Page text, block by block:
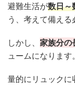
避難生活が数日～
う、考えて備える
しかし、 家族分の
ュームになります。
量的にリュックに